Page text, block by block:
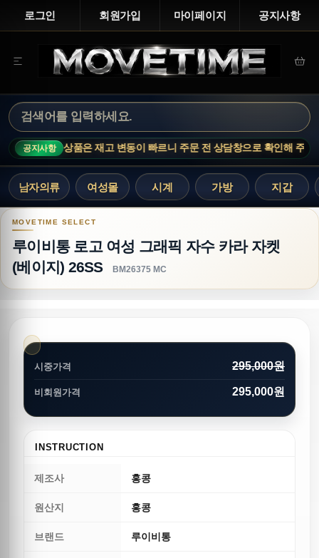
로그인 회원가입 마이페이지 공지사항
공지사항
· 인기 상품은 재고 변동이 빠르니 주문 전 상담창으로 확인해 주세요.
남자의류 여성몰 시계 가방 지갑
루이비통 로고 여성 그래픽 자수 카라 자켓 (베이
루이비통 로고 여성 그래픽 자수 카라 자켓
(베이지) 26SS
BM26375 MC
시중가격 295,000원
비회원가격 295,000원
INSTRUCTION
제조사 홍콩
원산지 홍콩
브랜드 루이비통